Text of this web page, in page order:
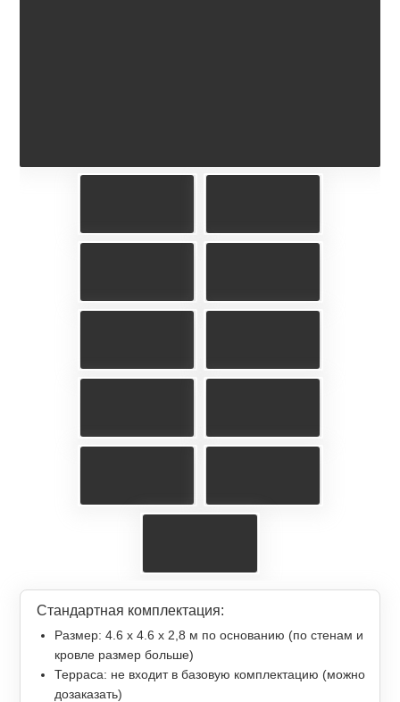
Стандартная комплектация:
Размер: 4.6 х 4.6 х 2,8 м по основанию (по стенам и
кровле размер больше)
Терраса: не входит в базовую комплектацию (можно
дозаказать)